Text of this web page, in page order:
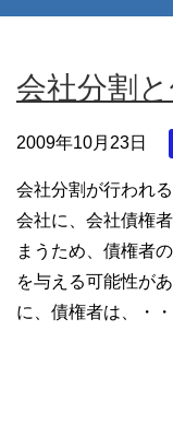
会社分割
2009年10月23日
会社分割が行われ
会社に、会社債権
まうため、債権者
を与える可能性が
に、債権者は、・・